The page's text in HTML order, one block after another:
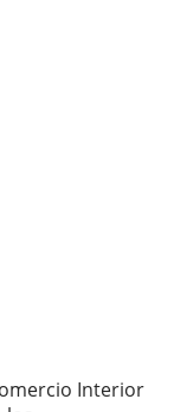
Interior